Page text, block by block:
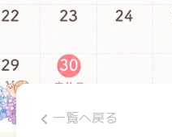
一覧へ戻る